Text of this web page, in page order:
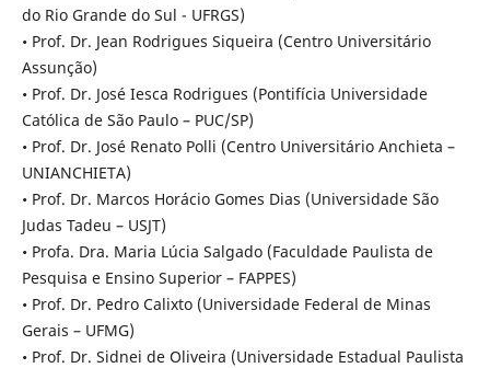
do Rio Grande do Sul - UFRGS)
• Prof. Dr. Jean Rodrigues Siqueira (Centro Universitário
Assunção)
• Prof. Dr. José Iesca Rodrigues (Pontifícia Universidade
Católica de São Paulo – PUC/SP)
• Prof. Dr. José Renato Polli (Centro Universitário Anchieta –
UNIANCHIETA)
• Prof. Dr. Marcos Horácio Gomes Dias (Universidade São
Judas Tadeu – USJT)
• Profa. Dra. Maria Lúcia Salgado (Faculdade Paulista de
Pesquisa e Ensino Superior – FAPPES)
• Prof. Dr. Pedro Calixto (Universidade Federal de Minas
Gerais – UFMG)
• Prof. Dr. Sidnei de Oliveira (Universidade Estadual Paulista